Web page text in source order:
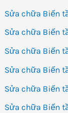
Sửa chữa Biến
Sửa chữa Biến
Sửa chữa Biến
Sửa chữa Biến
Sửa chữa Biến
Sửa chữa Biến